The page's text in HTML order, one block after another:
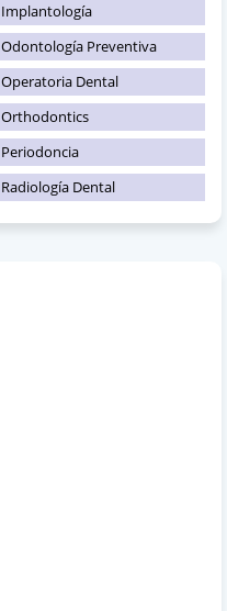
Implantología
Odontología Preventiva
Operatoria Dental
Orthodontics
Periodoncia
Radiología Dental